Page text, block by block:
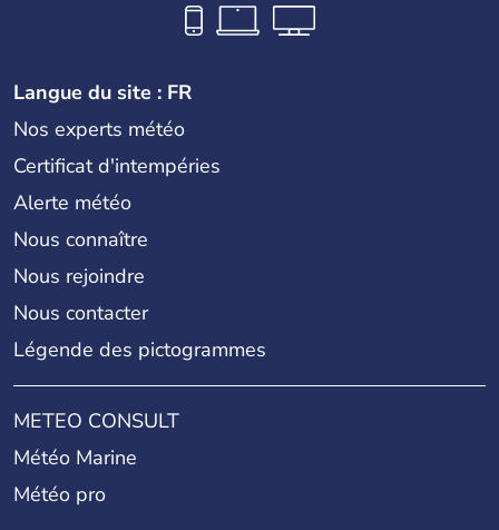
Langue du site : FR
Nos experts météo
Certificat d'intempéries
Alerte météo
Nous connaître
Nous rejoindre
Nous contacter
Légende des pictogrammes
METEO CONSULT
Météo Marine
Météo pro